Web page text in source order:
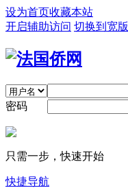
设为首页收藏本站
开启辅助访问 切换到宽版
密码
只需一步，快速开始
快捷导航